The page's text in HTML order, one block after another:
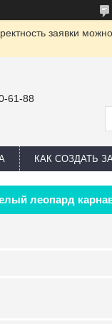
заявки
61-88
КАК СОЗДАТЬ
леопард